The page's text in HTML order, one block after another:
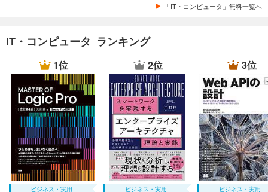
「IT・コンピュータ」無料一覧へ
IT・コンピュータ ランキング
1位
ビジネス・実用
2位
ビジネス・実用
3位
ビジネス・実用